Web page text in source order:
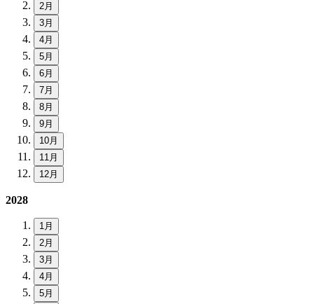
2月
3月
4月
5月
6月
7月
8月
9月
10月
11月
12月
2028
1月
2月
3月
4月
5月